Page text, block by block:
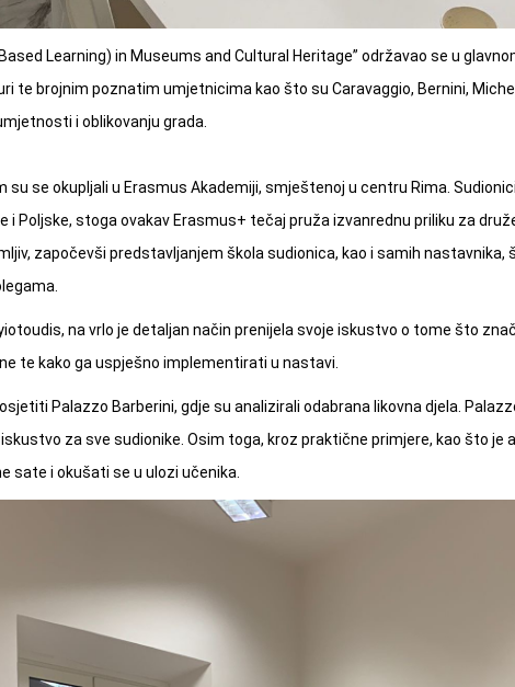
Learning) in Museums and Cultural Heritage” održavao se u
te brojnim poznatim umjetnicima kao što su Caravaggio, Bernini,
i oblikovanju grada.
su se okupljali u Erasmus Akademiji, smještenoj u centru Rima.
i Poljske, stoga ovakav Erasmus+ tečaj pruža izvanrednu priliku za
započevši predstavljanjem škola sudionica, kao i samih
na vrlo je detaljan način prenijela svoje iskustvo o tome što
te kako ga uspješno implementirati u nastavi.
Palazzo Barberini, gdje su analizirali odabrana likovna djela.
za sve sudionike. Osim toga, kroz praktične primjere, kao što je
sate i okušati se u ulozi učenika.